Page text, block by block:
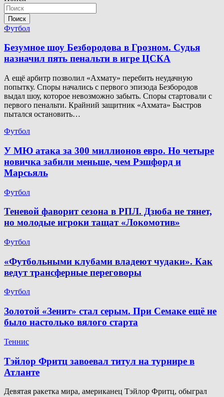
Поиск
Футбол
Безумное шоу Безбородова в Грозном. Судья
назначил пять пенальти в игре ЦСКА
А ещё арбитр позволил «Ахмату» перебить неудачную
попытку. Споры начались с первого эпизода Безбородов
выдал шоу, которое невозможно забыть. Споры стартовали с
первого пенальти. Крайний защитник «Ахмата» Быстров
пытался остановить…
Футбол
У МЮ атака за 300 миллионов евро. Но четыре
новичка забили меньше, чем Рэшфорд и
Марсьяль
Футбол
Теневой фаворит сезона в РПЛ. Дзюба не тянет,
но молодые игроки тащат «Локомотив»
Футбол
«Футбольными клубами владеют чудаки». Как
ведут трансферные переговоры
Футбол
Золотой «Зенит» стал серым. При Семаке ещё не
было настолько вялого старта
Теннис
Тэйлор Фритц завоевал титул на турнире в
Атланте
Девятая ракетка мира, американец Тэйлор Фритц, обыграл